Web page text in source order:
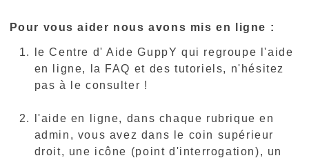
Pour vous aider nous avons mis en ligne :
le Centre d' Aide GuppY qui regroupe l'aide
en ligne, la FAQ et des tutoriels, n'hésitez
pas à le consulter !
l'aide en ligne, dans chaque rubrique en
admin, vous avez dans le coin supérieur
droit, une icône (point d'interrogation), un